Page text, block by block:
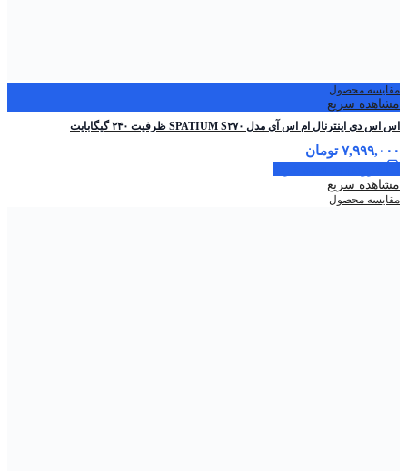
مقایسه محصول
مشاهده سریع
اس اس دی اینترنال ام اس آی مدل SPATIUM S۲۷۰ ظرفیت ۲۴۰ گیگابایت
۷,۹۹۹,۰۰۰ تومان
مشاهده سریع
مقایسه محصول